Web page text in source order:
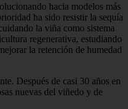
hacia modelos más
ha sido resistir la sequía
la viña como sistema
regenerativa, estudiando
la retención de humedad
Después de casi 30 años en
nuevas del viñedo y de